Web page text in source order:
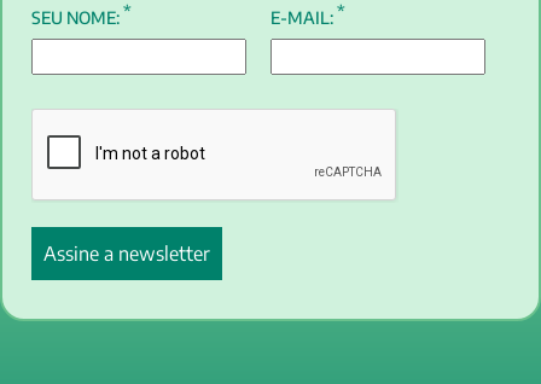
SEU NOME:* E-MAIL:*